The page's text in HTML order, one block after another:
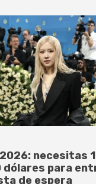
necesitas
dólares para
de espera